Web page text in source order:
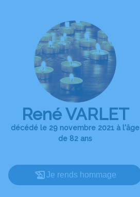
René VARLET
décédé le 29 novembre 2021 à l'âge
de 82 ans
Je rends hommage